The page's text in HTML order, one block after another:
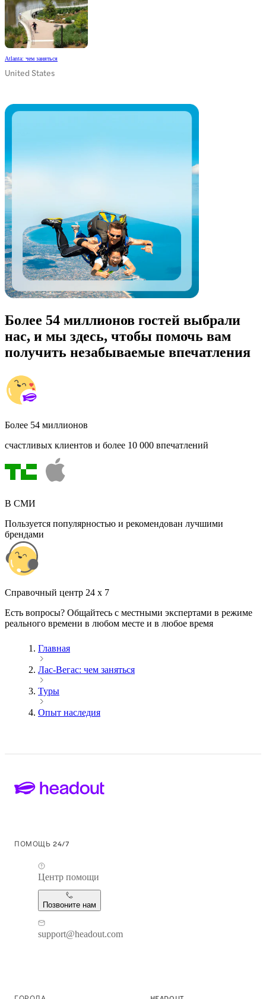
Atlanta: чем заняться
United States
Более 54 миллионов гостей выбрали
нас, и мы здесь, чтобы помочь вам
получить незабываемые впечатления
Более 54 миллионов
счастливых клиентов и более 10 000 впечатлений
В СМИ
Пользуется популярностью и рекомендован лучшими
брендами
Cправочный центр 24 x 7
Есть вопросы? Общайтесь с местными экспертами в режиме
реального времени в любом месте и в любое время
Главная
Лас-Вегас: чем заняться
Туры
Опыт наследия
ПОМОЩЬ 24/7
Центр помощи
Позвоните нам
support@headout.com